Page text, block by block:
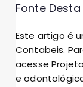
Fonte
Este artigo é
Contabeis.
acesse
e